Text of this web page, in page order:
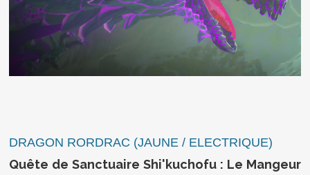
DRAGON RORDRAC (JAUNE / ELECTRIQUE)
Quête de Sanctuaire Shi'kuchofu : Le Mangeur